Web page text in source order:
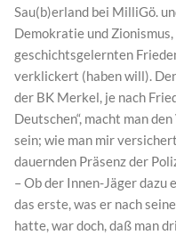
Sau(b)erland bei MilliGö.
Demokratie und
geschichtsgelernten
verklickert (haben will).
der BK Merkel, je nach
Deutschen“, macht man
sein; wie man mir
dauernden Präsenz der
– Ob der Innen-Jäger dazu
das erste, was er nach
hatte, war doch, daß man